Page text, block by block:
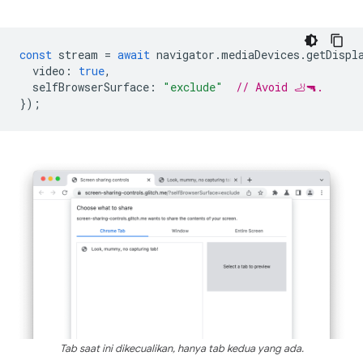
const stream = await navigator .mediaDevices .
video : true,
selfBrowserSurface : "exclude"
// Avoid 🦶🔫.
});
Tab saat ini dikecualikan, hanya tab kedua yang ada.